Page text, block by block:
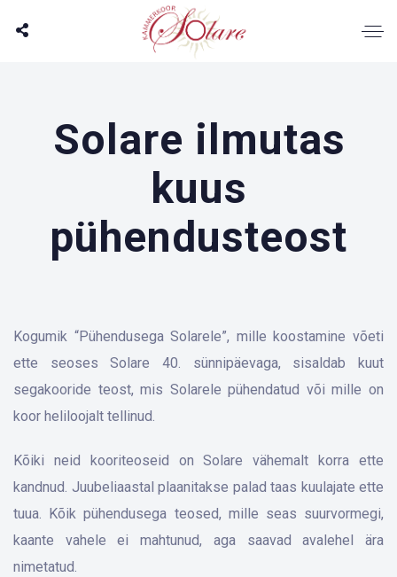
Solare ilmutas
kuus
pühendusteost
Kogumik “Pühendusega Solarele”, mille koostamine võeti
ette seoses Solare 40. sünnipäevaga, sisaldab kuut
segakooride teost, mis Solarele pühendatud või mille on
koor heliloojalt tellinud.
Kõiki neid kooriteoseid on Solare vähemalt korra ette
kandnud. Juubeliaastal plaanitakse palad taas kuulajate ette
tuua. Kõik pühendusega teosed, mille seas suurvormegi,
kaante vahele ei mahtunud, aga saavad avalehel ära
nimetatud.